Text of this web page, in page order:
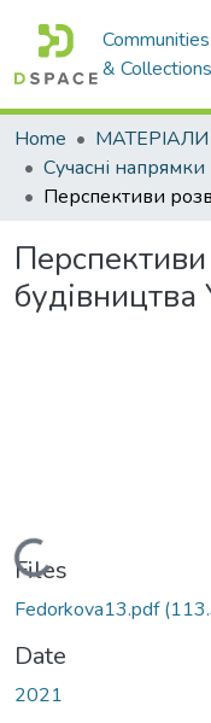
Communities
& Collections
Home
будівництва
Loading...
Files
Fedorkova13.pdf
Date
2021